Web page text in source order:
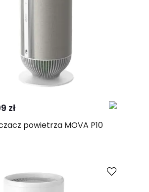
Porównaj
zł
powietrza MOVA P10